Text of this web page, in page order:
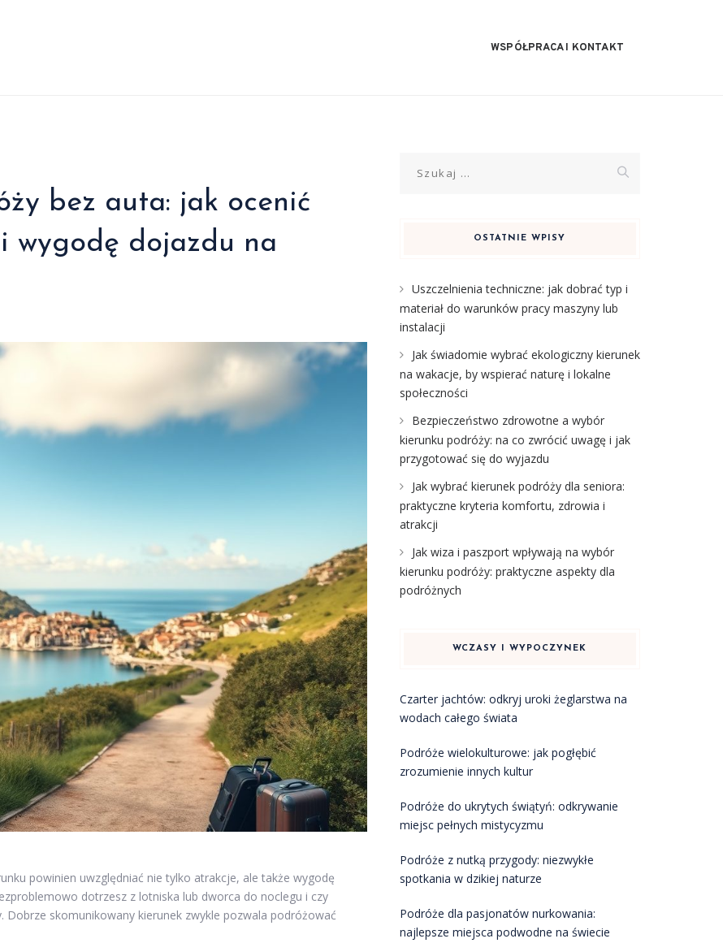
WSPÓŁPRACA I KONTAKT
bez auta: jak ocenić
wygodę dojazdu na
powinien uwzględniać nie tylko atrakcje, ale także wygodę
dotrzesz z lotniska lub dworca do noclegu i czy
Dobrze skomunikowany kierunek zwykle pozwala podróżować
OSTATNIE WPISY
Uszczelnienia techniczne: jak dobrać typ i
materiał do warunków pracy maszyny lub
instalacji
Jak świadomie wybrać ekologiczny kierunek
na wakacje, by wspierać naturę i lokalne
społeczności
Bezpieczeństwo zdrowotne a wybór
kierunku podróży: na co zwrócić uwagę i jak
przygotować się do wyjazdu
Jak wybrać kierunek podróży dla seniora:
praktyczne kryteria komfortu, zdrowia i
atrakcji
Jak wiza i paszport wpływają na wybór
kierunku podróży: praktyczne aspekty dla
podróżnych
WCZASY I WYPOCZYNEK
Czarter jachtów: odkryj uroki żeglarstwa na
wodach całego świata
Podróże wielokulturowe: jak pogłębić
zrozumienie innych kultur
Podróże do ukrytych świątyń: odkrywanie
miejsc pełnych mistycyzmu
Podróże z nutką przygody: niezwykłe
spotkania w dzikiej naturze
Podróże dla pasjonatów nurkowania:
najlepsze miejsca podwodne na świecie